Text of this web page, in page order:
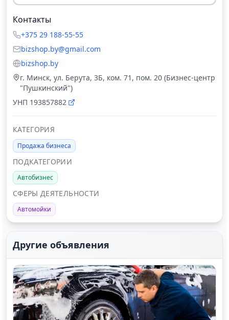
Контакты
+375 29 188-55-55
bizshop.by@gmail.com
bizshop.by
г. Минск, ул. Берута, 3Б, ком. 71, пом. 20 (Бизнес-центр
"Пушкинский")
УНП 193857882
КАТЕГОРИЯ
Продажа бизнеса
ПОДКАТЕГОРИИ
Автобизнес
СФЕРЫ ДЕЯТЕЛЬНОСТИ
Автомойки
Другие объявления